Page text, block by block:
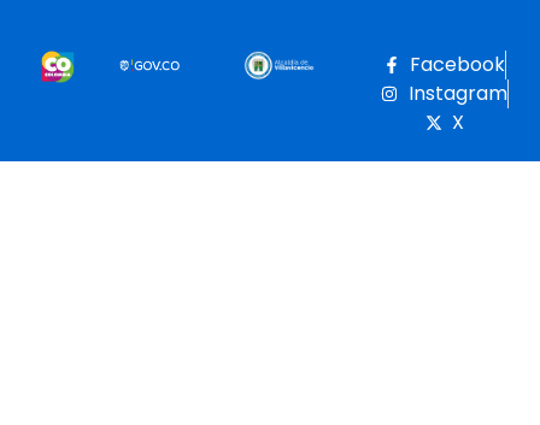
Facebook
Instagram
X